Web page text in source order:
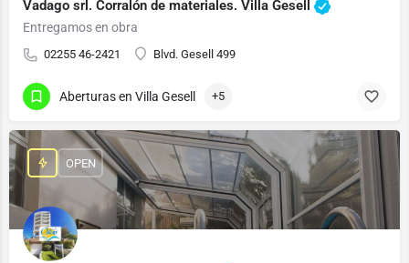
Vadago srl. Corralón de materiales. Villa Gesell
Entregamos en obra
02255 46-2421 Blvd. Gesell 499
Aberturas en Villa Gesell +5
OPEN